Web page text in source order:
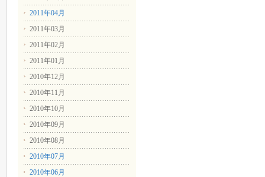
2011年04月
2011年03月
2011年02月
2011年01月
2010年12月
2010年11月
2010年10月
2010年09月
2010年08月
2010年07月
2010年06月